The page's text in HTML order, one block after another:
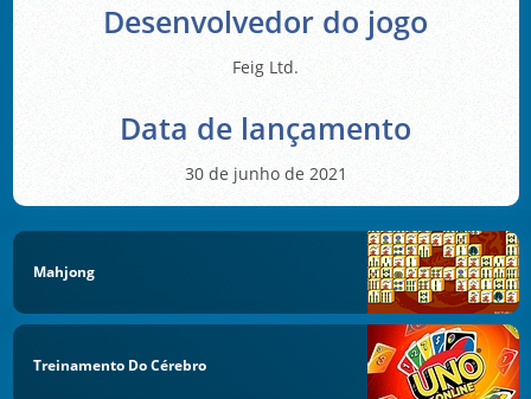
Desenvolvedor do jogo
Feig Ltd.
Data de lançamento
30 de junho de 2021
Mahjong
Treinamento Do Cérebro